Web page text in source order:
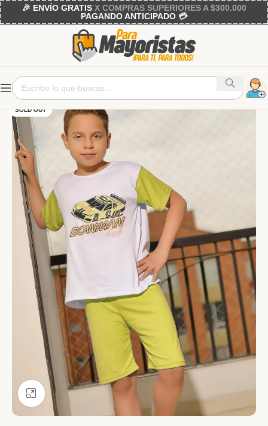
🎉 ENVÍO GRATISX COMPRAS SUPERIORES A $300.000
PAGANDO ANTICIPADO 💳
SOLD OUT
Ver más grande